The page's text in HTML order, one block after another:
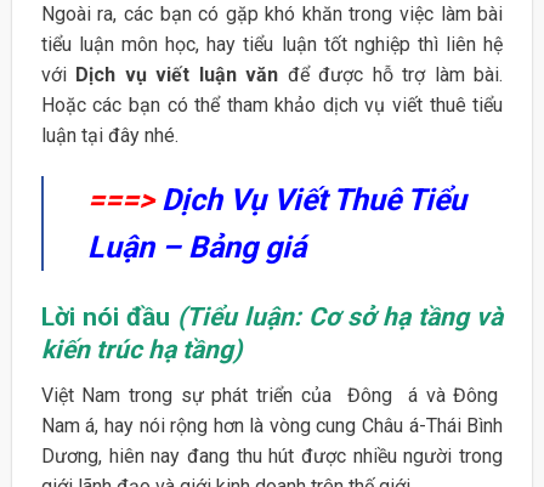
Ngoài ra, các bạn có gặp khó khăn trong việc làm bài
tiểu luận môn học, hay tiểu luận tốt nghiệp thì liên hệ
vớiDịch vụ viết luận văn để được hỗ trợ làm bài.
Hoặc các bạn có thể tham khảo dịch vụ viết thuê tiểu
luận tại đây nhé.
===>Dịch Vụ Viết Thuê Tiểu
Luận – Bảng giá
Lời nói đầu (Tiểu luận: Cơ sở hạ tầng và
kiến trúc hạ tầng)
Việt Nam trong sự phát triển của Đông á và Đông
Nam á, hay nói rộng hơn là vòng cung Châu á-Thái Bình
Dương, hiên nay đang thu hút được nhiều người trong